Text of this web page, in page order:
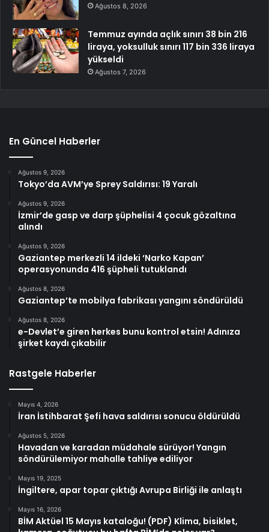
Ağustos 8, 2026
Temmuz ayında açlık sınırı 38 bin 216
liraya, yoksulluk sınırı 117 bin 336 liraya
yükseldi
Ağustos 7, 2026
En Güncel Haberler
Ağustos 9, 2026
Tokyo’da AVM’ye Sprey Saldırısı: 19 Yaralı
Ağustos 9, 2026
İzmir’de gasp ve darp şüphelisi 4 çocuk gözaltına
alındı
Ağustos 9, 2026
Gaziantep merkezli 14 ildeki ‘Narko Kapan’
operasyonunda 416 şüpheli tutuklandı
Ağustos 8, 2026
Gaziantep’te mobilya fabrikası yangını söndürüldü
Ağustos 8, 2026
e-Devlet’e giren herkes bunu kontrol etsin! Adınıza
şirket kaydı çıkabilir
Rastgele Haberler
Mayıs 4, 2026
İran İstihbarat Şefi hava saldırısı sonucu öldürüldü
Ağustos 5, 2026
Havadan ve karadan müdahale sürüyor! Yangın
söndürülemiyor mahalle tahliye ediliyor
Mayıs 19, 2025
İngiltere, apar topar çıktığı Avrupa Birliği ile anlaştı
Mayıs 16, 2026
BİM Aktüel 15 Mayıs kataloğu! (PDF) Klima, bisiklet,